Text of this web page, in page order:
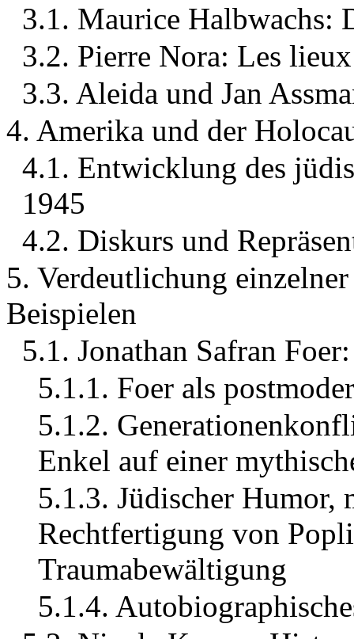
3.1. Maurice Halbwachs:
3.2. Pierre Nora: Les
3.3. Aleida und Jan
4. Amerika und der
4.1. Entwicklung des
1945
4.2. Diskurs und
5. Verdeutlichung
Beispielen
5.1. Jonathan Safran
5.1.1. Foer als
5.1.2.
Enkel auf einer
5.1.3. Jüdischer Humor,
Rechtfertigung von
Traumabewältigung
5.1.4.